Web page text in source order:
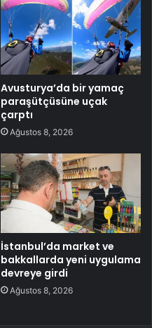
Avusturya’da bir yamaç
paraşütçüsüne uçak
çarptı
Ağustos 8, 2026
İstanbul’da market ve
bakkallarda yeni uygulama
devreye girdi
Ağustos 8, 2026